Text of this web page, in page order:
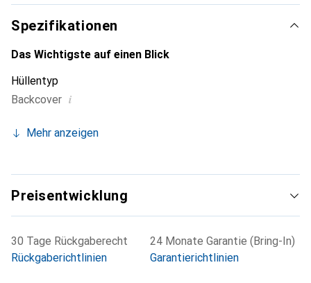
anspruchsvolle Kundschaft.
Spezifikationen
Das Wichtigste auf einen Blick
Hüllentyp
Backcover i
Mehr anzeigen
Preisentwicklung
30 Tage Rückgaberecht
Rückgaberichtlinien
24 Monate Garantie (Bring-In)
Garantierichtlinien